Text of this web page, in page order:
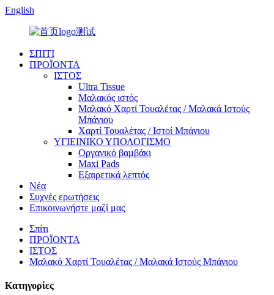
English
ΣΠΙΤΙ
ΠΡΟΪΟΝΤΑ
ΙΣΤΟΣ
Ultra Tissue
Μαλακός ιστός
Μαλακό Χαρτί Τουαλέτας / Μαλακά Ιστούς
Μπάνιου
Χαρτί Τουαλέτας / Ιστοί Μπάνιου
ΥΓΙΕΙΝΙΚΟ ΥΠΟΛΟΓΙΣΜΟ
Οργανικό βαμβάκι
Maxi Pads
Εξαιρετικά λεπτός
Νέα
Συχνές ερωτήσεις
Επικοινωνήστε μαζί μας
Σπίτι
ΠΡΟΪΟΝΤΑ
ΙΣΤΟΣ
Μαλακό Χαρτί Τουαλέτας / Μαλακά Ιστούς Μπάνιου
Κατηγορίες